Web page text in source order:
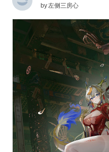
by 左侧三房心